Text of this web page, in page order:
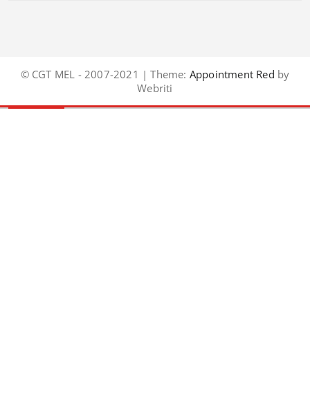
© CGT MEL - 2007-2021 | Theme: Appointment Red by
Webriti